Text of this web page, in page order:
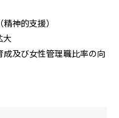
神的支援）
大
及び女性管理職比率の向